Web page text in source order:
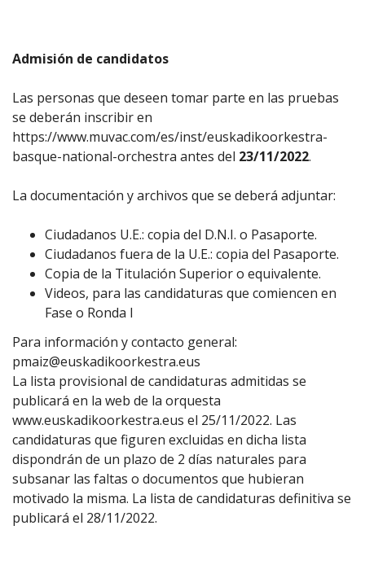
Admisión de candidatos
Las personas que deseen tomar parte en las pruebas
se deberán inscribir en
https://www.muvac.com/es/inst/euskadikoorkestra-
basque-national-orchestra antes del 23/11/2022.
La documentación y archivos que se deberá adjuntar:
Ciudadanos U.E.: copia del D.N.I. o Pasaporte.
Ciudadanos fuera de la U.E.: copia del Pasaporte.
Copia de la Titulación Superior o equivalente.
Videos, para las candidaturas que comiencen en
Fase o Ronda I
Para información y contacto general:
pmaiz@euskadikoorkestra.eus
La lista provisional de candidaturas admitidas se
publicará en la web de la orquesta
www.euskadikoorkestra.eus el 25/11/2022. Las
candidaturas que figuren excluidas en dicha lista
dispondrán de un plazo de 2 días naturales para
subsanar las faltas o documentos que hubieran
motivado la misma. La lista de candidaturas definitiva se
publicará el 28/11/2022.